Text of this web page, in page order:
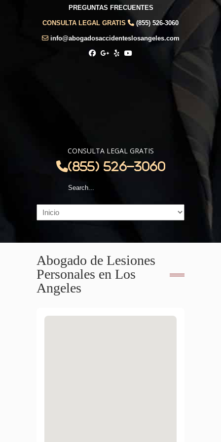
PREGUNTAS FRECUENTES
CONSULTA LEGAL GRATIS (855) 526-3060
info@abogadosaccidenteslosangeles.com
CONSULTA LEGAL GRATIS
(855) 526-3060
Navigation
Abogado de Lesiones
Personales en Los
Angeles